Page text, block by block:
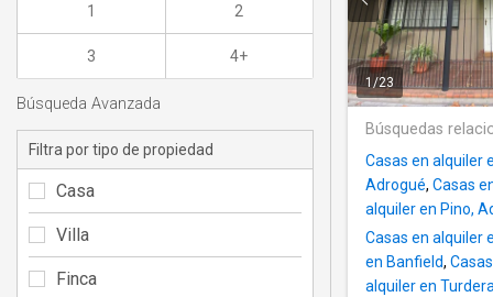
1 /23
Búsquedas
Casas en alquiler
Adrogué, Casas
alquiler en Pino,
Casas en alquiler
en Banfield,
alquiler en Turdera
1 2
3 4+
Búsqueda Avanzada
Filtra por tipo de propiedad
Casa
Villa
Finca